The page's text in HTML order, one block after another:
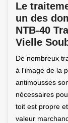
Le
un des
NTB-40
Vielle
De nombreux
à l'image de la
antimousses
nécessaires
toit est propre
valeur